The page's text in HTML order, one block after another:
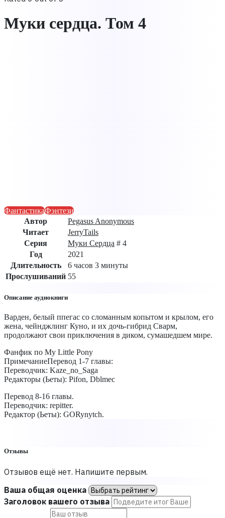
Муки сердца. Том 4
ФантастикаФэнтези
Автор
Pegasus Anonymous
Читает
JerryTails
Серия
Муки Сердца # 4
Год
2021
Длительность
6 часов 3 минуты
Прослушиваний 55
Описание аудиокниги
Варден, белый ппегас со сломанным копытом и крылом, его
жена, чейнджлинг Куно, и их дочь-гибрид Сварм,
продолжают свои приключения в диком, сумашедшем мире.
Фанфик по My Little Pony
ПримечаниеПеревод 1-7 главы:
Переводчик: Kaze_no_Saga
Редакторы (Ьеты): Pifon, Dblmec
Перевод 8-16 главы.
Переводчик: repitter.
Редактор (Ьеты): GORynytch.
Отзывы
Отзывов ещё нет. Напишите первым.
Ваша общая оценка
Заголовок вашего отзыва